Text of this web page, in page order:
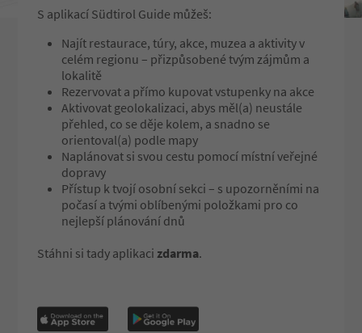
S aplikací Südtirol Guide můžeš:
Najít restaurace, túry, akce, muzea a aktivity v
celém regionu – přizpůsobené tvým zájmům a
lokalitě
Rezervovat a přímo kupovat vstupenky na akce
Aktivovat geolokalizaci, abys měl(a) neustále
přehled, co se děje kolem, a snadno se
orientoval(a) podle mapy
Naplánovat si svou cestu pomocí místní veřejné
dopravy
Přístup k tvojí osobní sekci – s upozorněními na
počasí a tvými oblíbenými položkami pro co
nejlepší plánování dnů
Stáhni si tady aplikaci zdarma.